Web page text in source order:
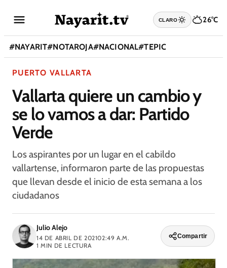
CLARO 26°C
#NAYARIT#NOTAROJA#NACIONAL#TEPIC
PUERTO VALLARTA
Vallarta quiere un cambio y
se lo vamos a dar: Partido
Verde
Los aspirantes por un lugar en el cabildo
vallartense, informaron parte de las propuestas
que llevan desde el inicio de esta semana a los
ciudadanos
Julio Alejo
14 DE ABRIL DE 202102:49 A.M.
1 MIN DE LECTURA
Compartir